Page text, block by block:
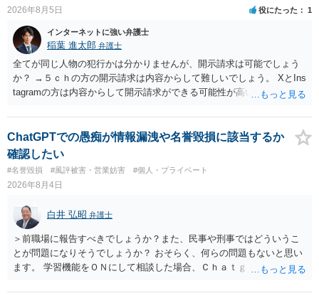
2026年8月5日 役にたった 1
インターネットに強い弁護士
稲葉 進太郎 弁護士
全てが同じ人物の犯行かは分かりませんが、開示請求は可能でしょう
か？ →５ｃｈの方の開示請求は内容からして難しいでしょう。 XとIns
tagramの方は内容からして開示請求ができる可能性が高いでしょう。
いでしょう。７月中にアカウントが削除されている場合、今から進め
ても失敗する可能性が高いように思われます。 相手を特定できた場
合、相手に全ての弁護士費用を負担させることは可能でしょうか？ →
訴訟外の交渉で相手方が認めれば負担させることができるでしょう。
訴訟で判決となった場合は、実際の弁護士費用が認められる場合と認
められない場合があり何ともいえないところでしょう。
ChatGPTでの愚痴が情報漏洩や名誉毀損に該当するか
確認したい
#名誉毀損 #風評被害・営業妨害 #個人・プライベート
2026年8月4日
白井 弘昭 弁護士
＞前職場に報告すべきでしょうか？また、民事や刑事ではどういうこ
とが問題になりそうでしょうか？ おそらく、何らの問題もないと思い
ます。 学習機能をＯＮにして相談した場合、Ｃｈａｔｇｐｔがｏｐｅ
する可能性がありますが、個人名や会社名を特定していない限り、一